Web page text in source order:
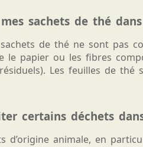
sachets de thé
de thé ne sont pas
le papier ou les fibres
Les feuilles de
certains déchets
d’origine animale, en